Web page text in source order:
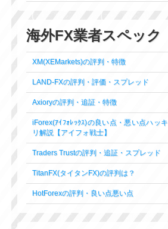
海外FX業者スペック
XM(XEMarkets)の評判・特徴
LAND-FXの評判・評価・スプレッド
Axioryの評判・追証・特徴
iForex(ｱｲﾌｫﾚｯｸｽ)の良い点・悪い点ハッキ
リ解説【アイフォ戦士】
Traders Trustの評判・追証・スプレッド
TitanFX(タイタンFX)の評判は？
HotForexの評判・良い点悪い点